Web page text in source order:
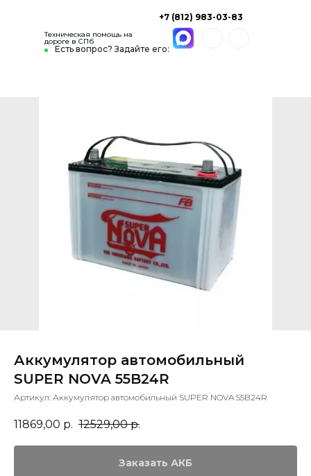
Есть вопрос? Задайте его:
+7 (812) 983-03-83
Техническая помощь на
дороге в СПб
Аккумулятор автомобильный
SUPER NOVA 55B24R
Артикул: Аккумулятор автомобильный SUPER NOVA 55B24R
11869,00 р. 12529,00 р.
Заказать АКБ